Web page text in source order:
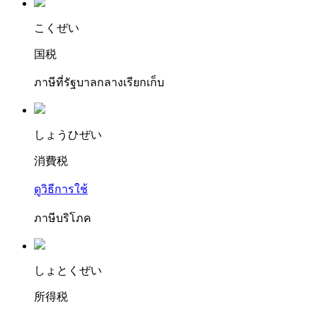
こ くぜい
国税
ภาษีที่รัฐบาลกลางเรียกเก็บ
しょ うひぜい
消費税
ดูวิธีการใช้
ภาษีบริโภค
しょ とく ぜい
所得税